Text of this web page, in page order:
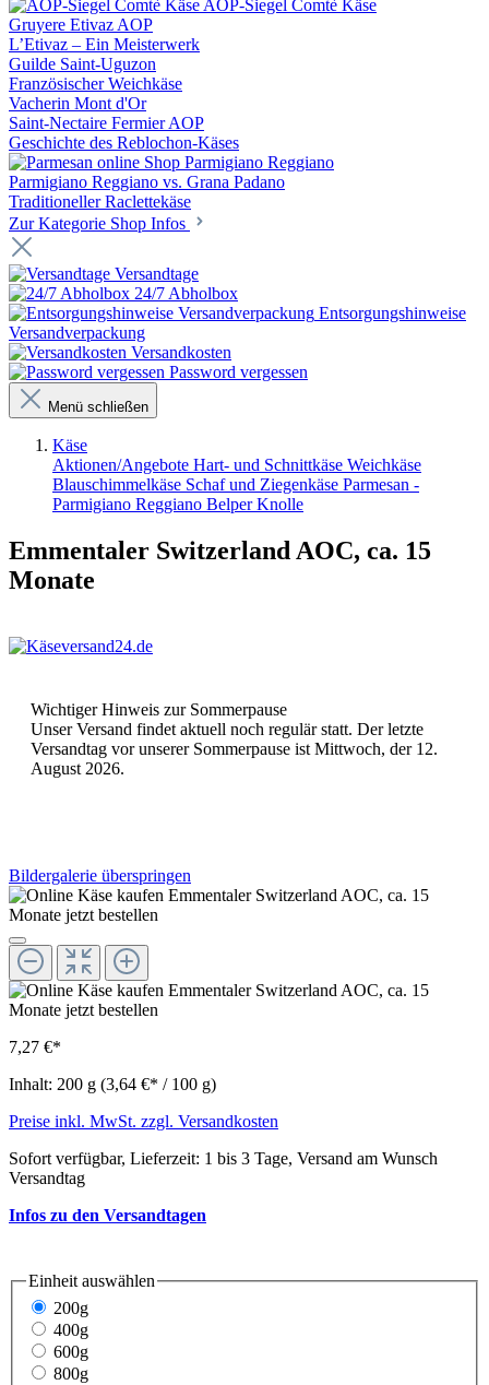
AOP-Siegel Comtè Käse
Gruyere Etivaz AOP
L’Etivaz – Ein Meisterwerk
Guilde Saint-Uguzon
Französischer Weichkäse
Vacherin Mont d'Or
Saint-Nectaire Fermier AOP
Geschichte des Reblochon-Käses
Parmigiano Reggiano
Parmigiano Reggiano vs. Grana Padano
Traditioneller Raclettekäse
Zur Kategorie Shop Infos
Versandtage
24/7 Abholbox
Entsorgungshinweise
Versandverpackung
Versandkosten
Password vergessen
Menü schließen
Käse
Aktionen/Angebote Hart- und Schnittkäse Weichkäse
Blauschimmelkäse Schaf und Ziegenkäse Parmesan -
Parmigiano Reggiano Belper Knolle
Emmentaler Switzerland AOC, ca. 15
Monate
Wichtiger Hinweis zur Sommerpause
Unser Versand findet aktuell noch regulär statt. Der letzte
Versandtag vor unserer Sommerpause ist Mittwoch, der 12.
August 2026.
Bildergalerie überspringen
7,27 €*
Inhalt: 200 g (3,64 €* / 100 g)
Preise inkl. MwSt. zzgl. Versandkosten
Sofort verfügbar, Lieferzeit: 1 bis 3 Tage, Versand am Wunsch
Versandtag
Infos zu den Versandtagen
Einheit auswählen
200g
400g
600g
800g